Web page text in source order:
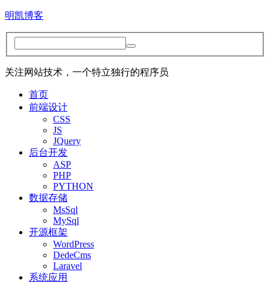
明凯博客
关注网站技术，一个特立独行的程序员
首页
前端设计
CSS
JS
JQuery
后台开发
ASP
PHP
PYTHON
数据存储
MsSql
MySql
开源框架
WordPress
DedeCms
Laravel
系统应用